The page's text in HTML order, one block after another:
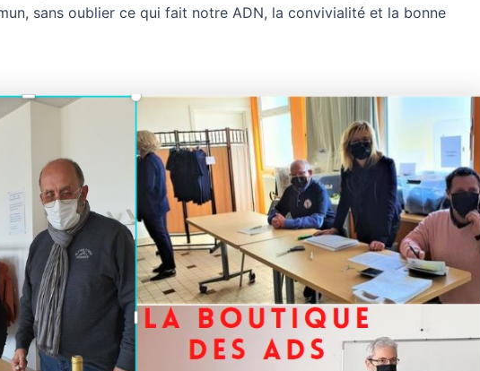
sans oublier ce qui fait notre ADN, la convivialité et la bonne